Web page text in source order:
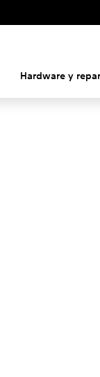
Hardware y